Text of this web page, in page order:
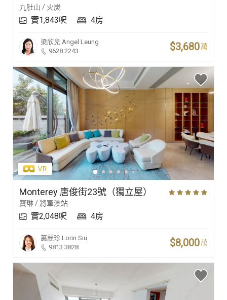
九肚山 / 火炭
實1,843呎 4房
梁欣兒 Angel Leung
9628 2243
$3,680萬
Monterey 唐俊街23號（獨立屋）
寶琳 / 將軍澳站
實2,048呎 4房
蕭麗珍 Lorin Siu
9813 3828
$8,000萬